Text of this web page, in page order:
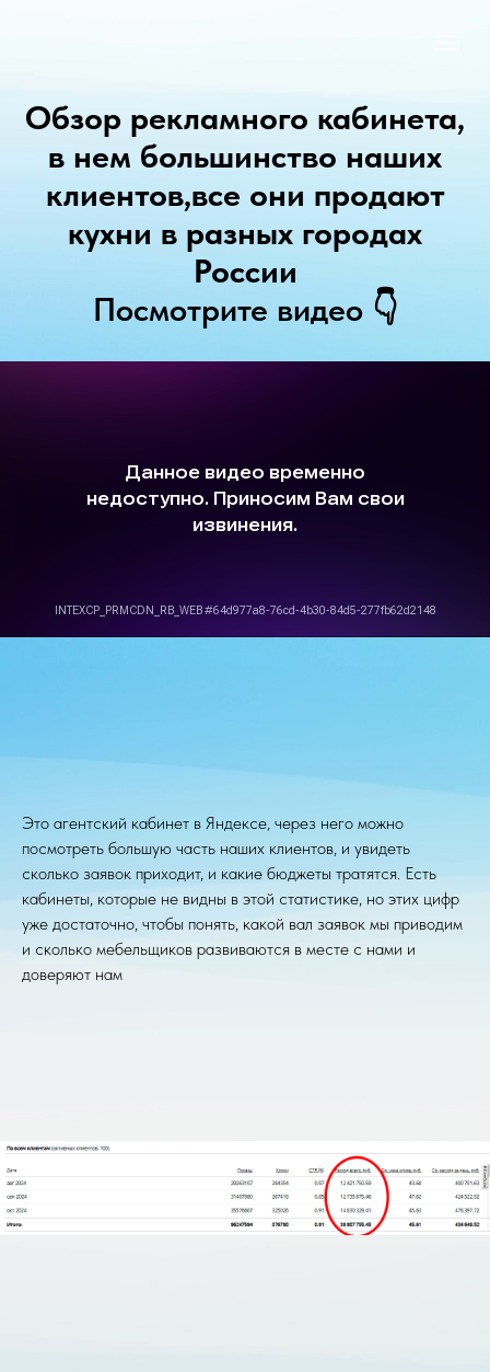
Обзор рекламного кабинета,
в нем большинство наших
клиентов,все они продают
кухни в разных городах
России
Посмотрите видео 👇
Это агентский кабинет в Яндексе, через него можно
посмотреть большую часть наших клиентов, и увидеть
сколько заявок приходит, и какие бюджеты тратятся. Есть
кабинеты, которые не видны в этой статистике, но этих цифр
уже достаточно, чтобы понять, какой вал заявок мы приводим
и сколько мебельщиков развиваются в месте с нами и
доверяют нам